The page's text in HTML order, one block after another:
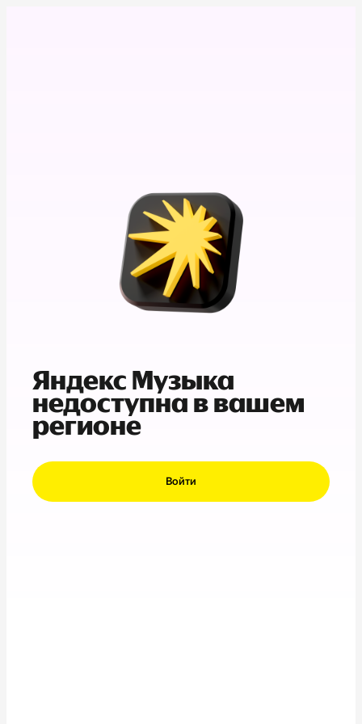
Яндекс Музыка
недоступна в вашем
регионе
Войти